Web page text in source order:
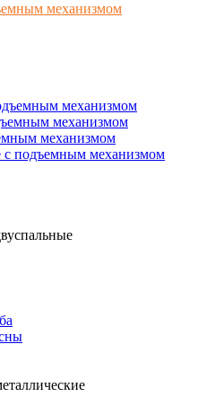
механизмом
механизмом
механизмом
механизмом
с подъемным механизмом